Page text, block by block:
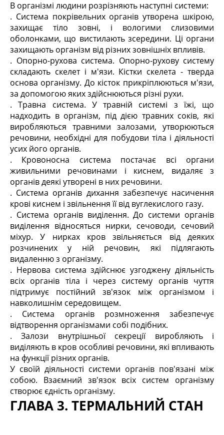
В організмі людини розрізняють наступні системи:
. Система покрівельних органів утворена шкірою,
захищає тіло зовні, і вологими слизовими
оболонками, що вистилають зсередини. Ці органи
захищають організм від різних зовнішніх впливів.
. Опорно-рухова система. Опорно-рухову систему
складають скелет і м'язи. Кістки скелета - тверда
основа організму. До кісток прикріплюються м'язи,
за допомогою яких здійснюються різні рухи.
. Травна система. У травній системі з їжі, що
надходить в організм, під дією травних соків, які
виробляються травними залозами, утворюються
речовини, необхідні для побудови тіла і діяльності
усих його органів.
. Кровоносна система постачає всі органи
живильними речовинами і киснем, видаляє з
органів деякі утворені в них речовини.
. Система органів дихання забезпечує насичення
крові киснем і звільнення її від вуглекислого газу.
. Система органів виділення. До системи органів
виділення відносяться нирки, сечоводи, сечовий
міхур. У нирках кров звільняється від деяких
розчинених у ній речовин, які підлягають
видаленню з організму.
. Нервова система здійснює узгоджену діяльність
всіх органів тіла і через систему органів чуття
підтримує постійний зв'язок між організмом і
навколишнім середовищем.
. Система органів розмноження забезпечує
відтворення організмами собі подібних.
. Залози внутрішньої секреції виробляють і
виділяють в кров особливі речовини, які впливають
на функції різних органів.
У своїй діяльності системи органів пов'язані між
собою. Взаємний зв'язок всіх систем організму
створює єдність організму.
ГЛАВА 3. ТЕРМАЛЬНИЙ СТАН